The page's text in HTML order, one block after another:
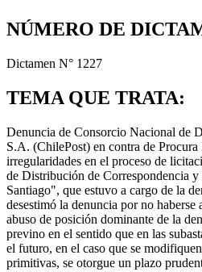
NÚMERO DE
Dictamen N° 1227
TEMA QUE TRATA:
Denuncia de Consorcio Nacional de
S.A. (ChilePost) en contra de
irregularidades en el proceso de
de Distribución de Correspondencia
Santiago", que estuvo a cargo de la
desestimó la denuncia por no haberse
abuso de posición dominante de la
previno en el sentido que en las
el futuro, en el caso que se
primitivas, se otorgue un plazo